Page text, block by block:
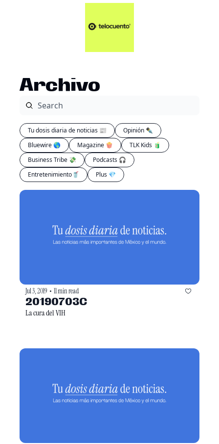
Artículos 📑
Plus 💎
Archivo
Tu dosis diaria de noticias 📰
Opinión ✒️
Bluewire 🌎
Magazine 🍿
TLK Kids 🧃
Business Tribe 💸
Podcasts 🎧
Entretenimiento🥤
Plus 💎
Jul 3, 2019 • 11 min read
20190703C
La cura del VIH